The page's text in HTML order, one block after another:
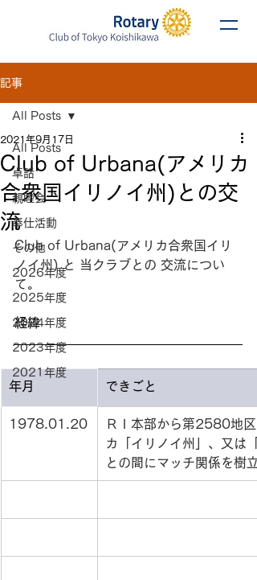
記事
All Posts
卓話
親睦会
奉仕活動
その他
2026年度
2025年度
2024年度
2023年度
2021年度
All Posts
Club of Urbana(アメリカ
合衆国イリノイ州)との交
流
2021年9月17日
Club of Urbana(アメリカ合衆国イリ
ノイ州) と 当クラブとの 交流につい
て。
経緯
年月 できごと
1978.01.20
ＲＩ本部から第2580地
カ「イリノイ州」、又は
との間にマッチ関係を樹